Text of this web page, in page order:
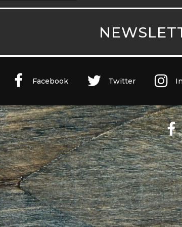
Facebook Twitter
All rights reserved Partita Iva 10890471005